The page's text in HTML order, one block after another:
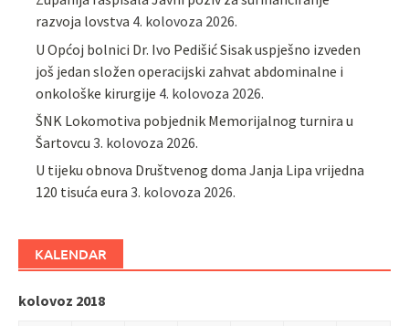
razvoja lovstva 4. kolovoza 2026.
U Općoj bolnici Dr. Ivo Pedišić Sisak uspješno izveden
još jedan složen operacijski zahvat abdominalne i
onkološke kirurgije 4. kolovoza 2026.
ŠNK Lokomotiva pobjednik Memorijalnog turnira u
Šartovcu 3. kolovoza 2026.
U tijeku obnova Društvenog doma Janja Lipa vrijedna
120 tisuća eura 3. kolovoza 2026.
KALENDAR
kolovoz 2018